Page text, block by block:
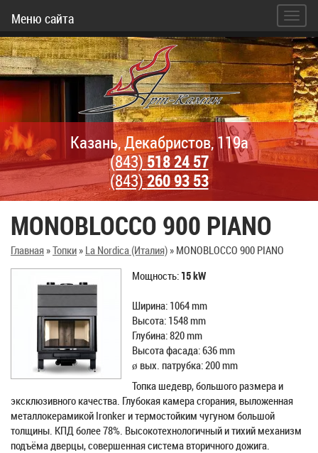
Меню сайта
Казань, Декабристов, 119а
(843)518 24 57
(843)260 93 53
MONOBLOCCO 900 PIANO
Главная»Топки» La Nordica (Италия)» MONOBLOCCO 900 PIANO
Mощность: 15kW
Ширина: 1064 mm
Высота: 1548 mm
Глубина: 820 mm
Высота фасада: 636 mm
ø вых. пaтрубка: 200 mm
Топка шедевр, большого размера и
эксклюзивного качества. Глубокая камера сгорания, выложенная
металлокерамикой Ironker и термостойким чугуном большой
толщины. КПД более 78%. Высокотехнологичный и тихий механизм
подъёма дверцы, совершенная система вторичного дожига.